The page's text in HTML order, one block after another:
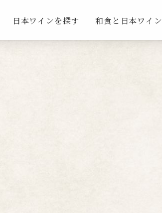
日本ワインを探す 和食と日本ワイン